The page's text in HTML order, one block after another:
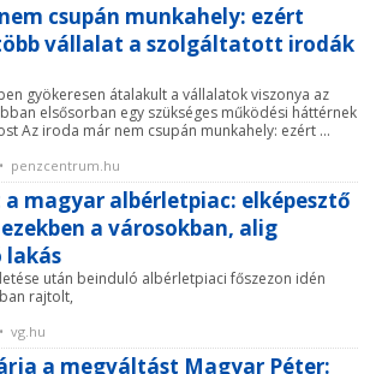
csupán munkahely: ezért
vállalat a szolgáltatott irodák
gyökeresen átalakult a vállalatok viszonya az
elsősorban egy szükséges működési háttérnek
Az iroda már nem csupán munkahely: ezért ...
penzcentrum.hu
magyar albérletpiac: elképesztő
a városokban, alig
lakás
után beinduló albérletpiaci főszezon idén
rajtolt,
vg.hu
a megváltást Magyar Péter: